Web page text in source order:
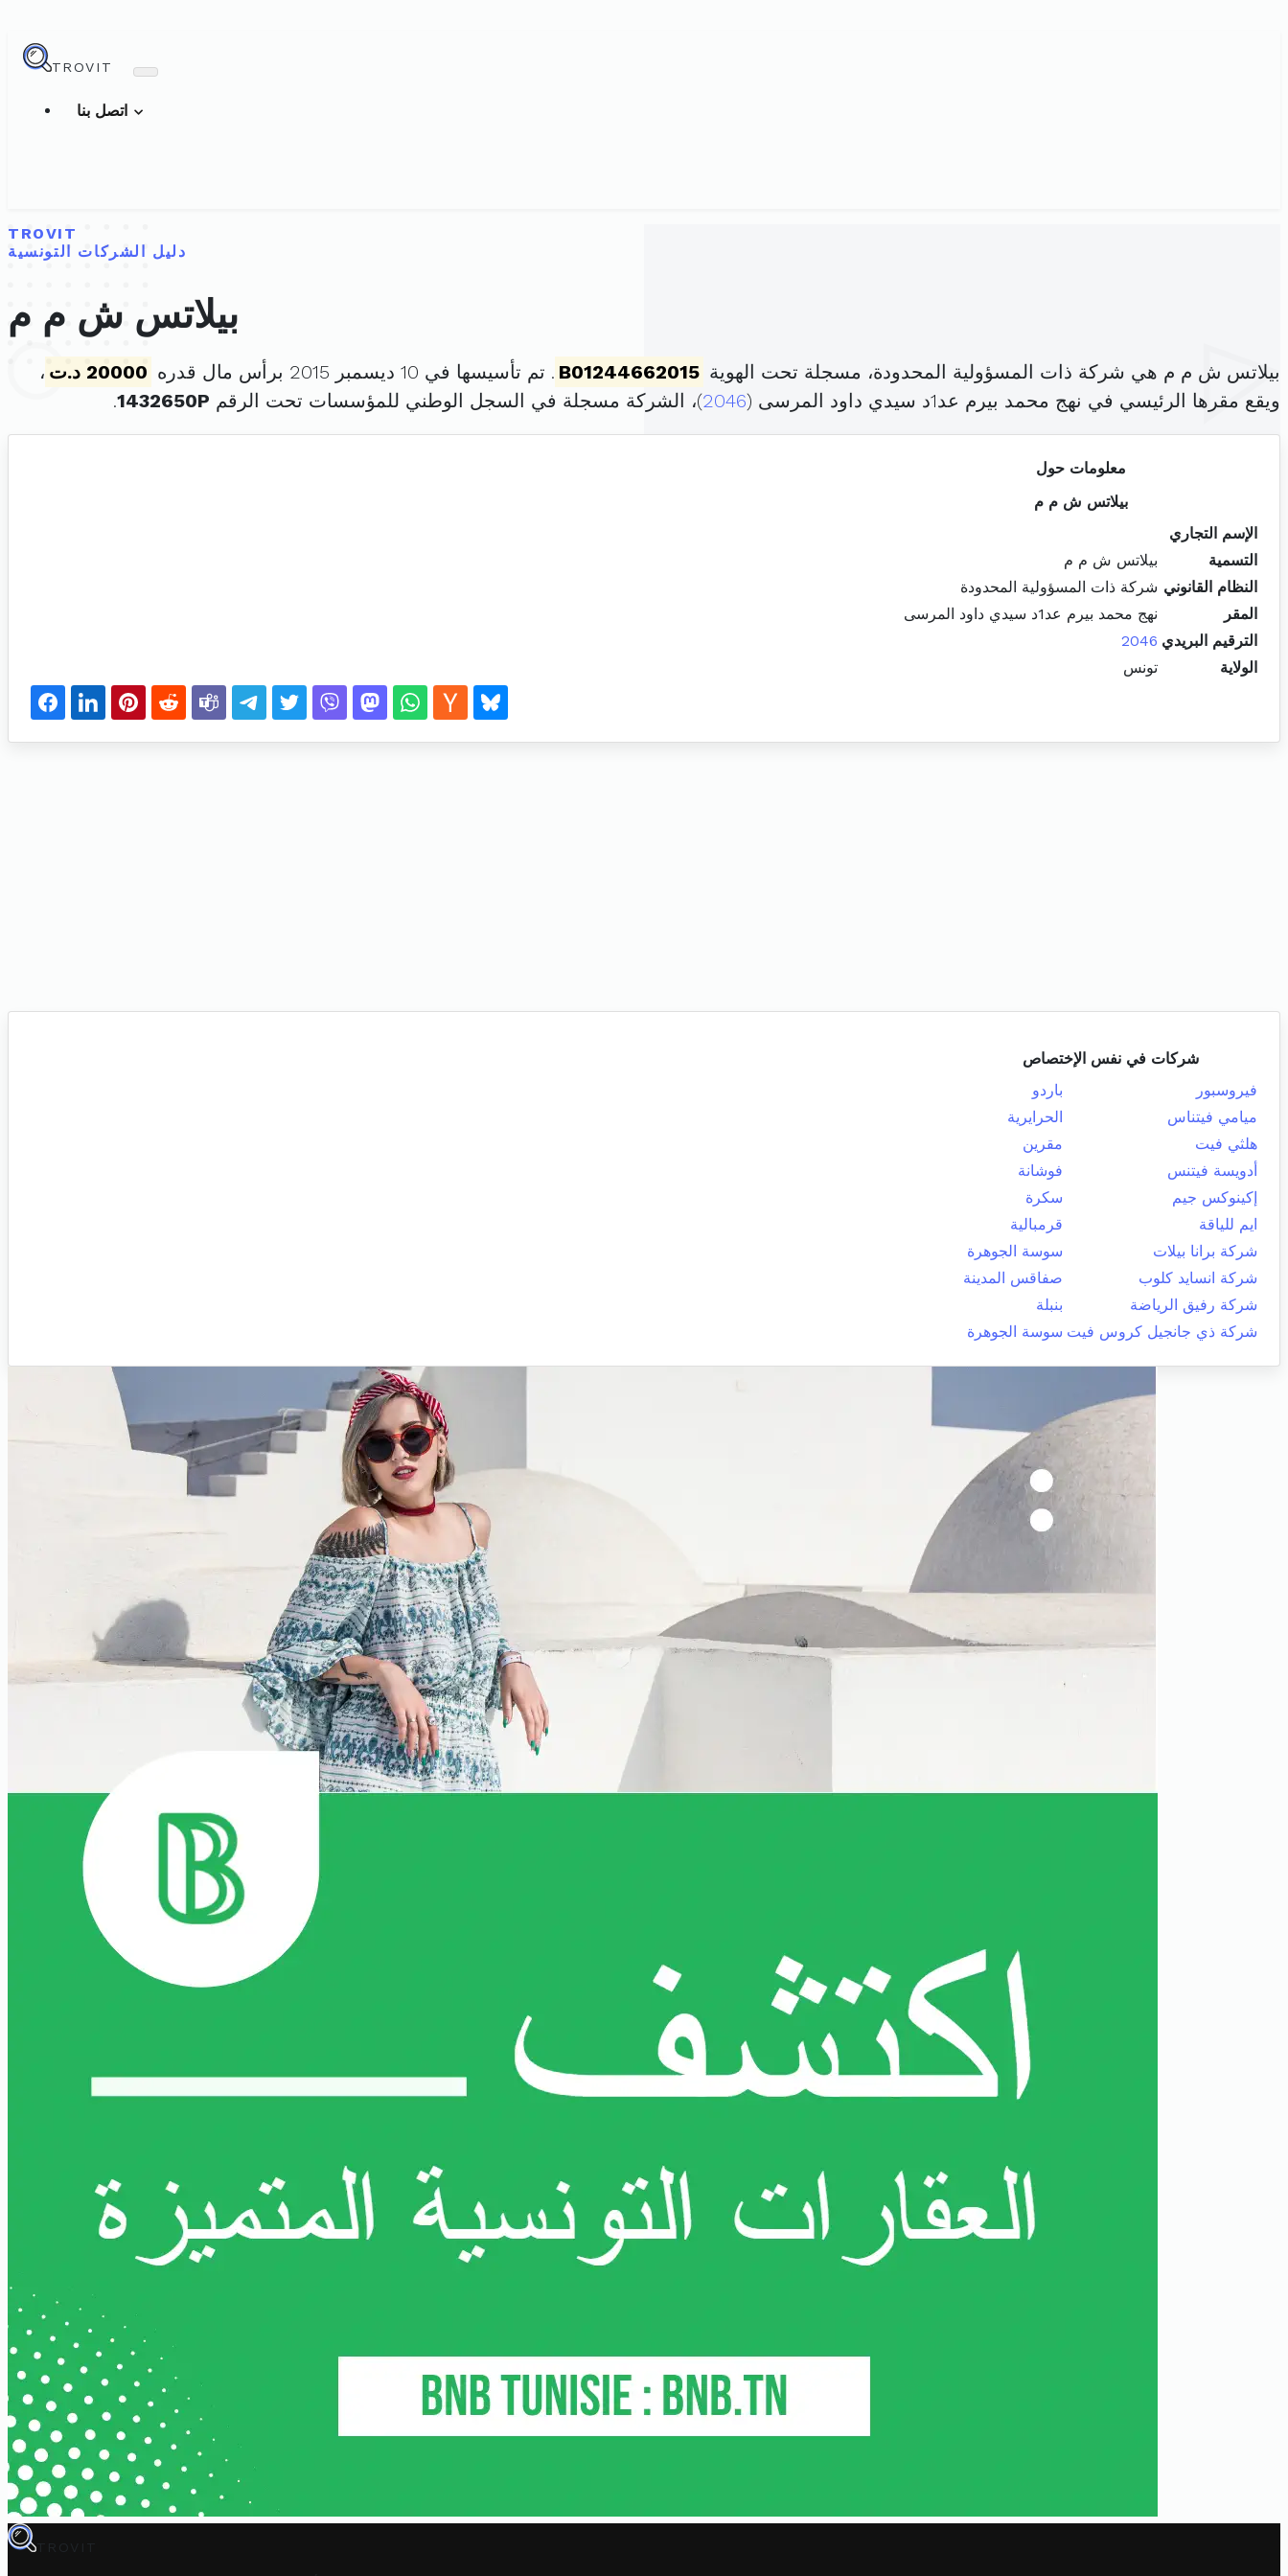
TROVIT
TROVIT
دليل الشركات التونسية
بيلاتس ش م م
بيلاتس ش م م هي شركة ذات المسؤولية المحدودة، مسجلة تحت الهوية B01244662015 . تم تأسيسها في 10 ديسمبر 2015 برأس مال قدره 20000 د.ت
،
ويقع مقرها الرئيسي في نهج محمد بيرم عد1د سيدي داود المرسى (
2046)، الشركة مسجلة في السجل الوطني للمؤسسات تحت الرقم 1432650P
.
معلومات حول
بيلاتس ش م م
الإسم التجاري
التسمية
بيلاتس ش م م
النظام القانوني شركة ذات المسؤولية المحدودة
المقر
نهج محمد بيرم عد1د سيدي داود المرسى
الترقيم البريدي 2046
الولاية
تونس
شركات في نفس الإختصاص
فيروسبور
باردو
ميامي فيتناس
الحرايرية
هلثي فيت
مقرين
أدويسة فيتنس
فوشانة
إكينوكس جيم
سكرة
ايم للياقة
قرمبالية
شركة برانا بيلات
سوسة الجوهرة
شركة انسايد كلوب
صفاقس المدينة
شركة رفيق الرياضة
بنبلة
شركة ذي جانجيل كروس فيت سوسة الجوهرة
TROVIT